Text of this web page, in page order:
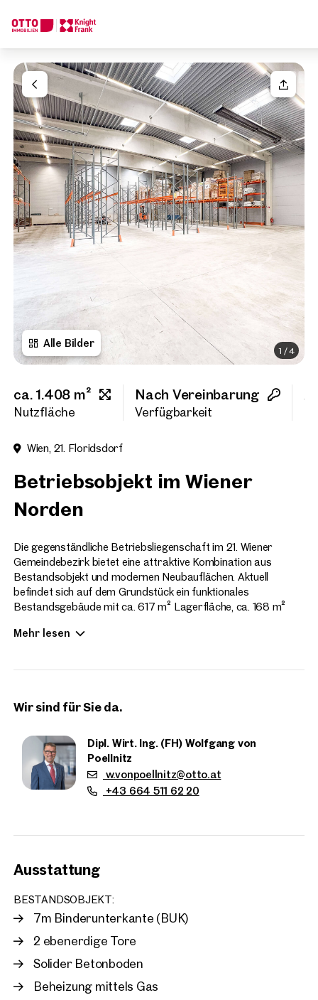
Alle Bilder
1 /4
ca. 1.408 m²
Nutzfläche
Nach Vereinbarung
Verfügbarkeit
2
Wien, 21. Floridsdorf
Betriebsobjekt im Wiener
Norden
Die gegenständliche Betriebsliegenschaft im 21. Wiener
Gemeindebezirk bietet eine attraktive Kombination aus
Bestandsobjekt und modernen Neubauflächen. Aktuell
befindet sich auf dem Grundstück ein funktionales
Bestandsgebäude mit ca. 617 m² Lagerfläche, ca. 168 m²
Bürofläche, welches kurzfristig anmietbar ist.
Die Liegenschaft umfasst Lager- und Hallenflächen,
Manipulationsflächen sowie befestigte Freiflächen ergänzt.
Nutzung und bietet langfristige Entwicklungsperspektiven.
Mehr lesen
Wir sind für Sie da.
Dipl. Wirt. Ing. (FH) Wolfgang von
Poellnitz
w.vonpoellnitz@otto.at
+43 664 511 62 20
Ausstattung
BESTANDSOBJEKT:
7m Binderunterkante (BUK)
2 ebenerdige Tore
Solider Betonboden
Beheizung mittels Gas
Ihre Anfrage
Ihre Nachricht
Bitte wählen
(optional)
Vorname
Nachname
Rückruf-Service
Ich habe die AGB und
Ich möchte regelmäßig
in der Nähe
Wir finden Ihre
Traumimmobilie
Sagen Sie uns was Sie suchen und wir finden Ihre
Wie möchten Sie uns kontaktieren?
Online
Immobilie konfigurieren & finden lassen
Direkte:r Ansprechpartner:in
Anrufen oder Rückruf vereinbaren